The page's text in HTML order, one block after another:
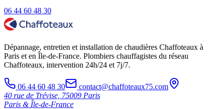
06 44 60 48 30
Dépannage, entretien et installation de chaudières Chaffoteaux à
Paris et en Île-de-France. Plombiers chauffagistes du réseau
Chaffoteaux, intervention 24h/24 et 7j/7.
06 44 60 48 30
contact@chaffoteaux75.com
40 rue de Trévise, 75009 Paris
Paris & Île-de-France